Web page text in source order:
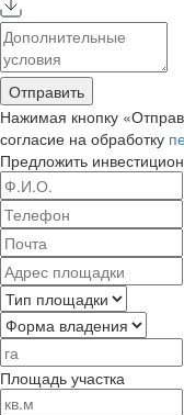
Отправить
Нажимая кнопку
согласие на обработку
Предложить
Площадь участка